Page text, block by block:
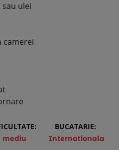
mediu
BUCATARIE:
Internationala
ulei
camerei